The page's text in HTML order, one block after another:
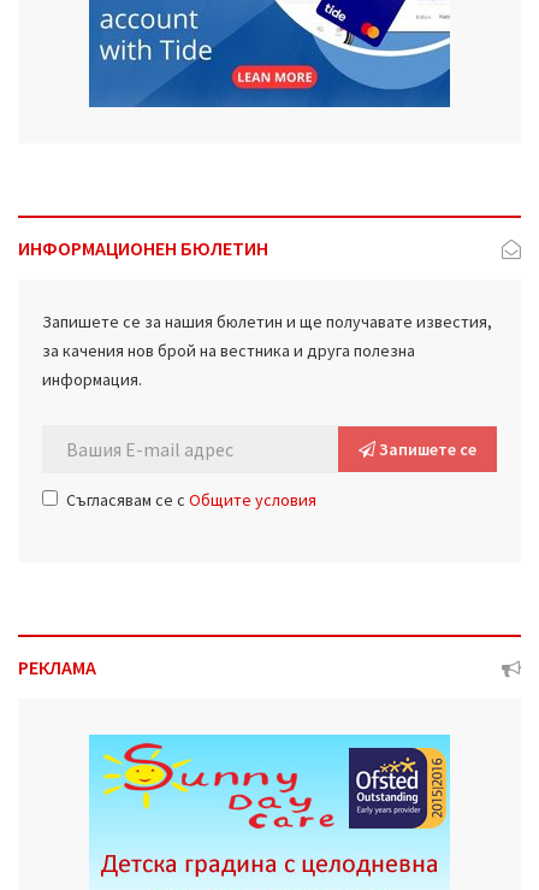
ИНФОРМАЦИОНЕН БЮЛЕТИН
Запишете се за нашия бюлетин и ще получавате известия,
за качения нов брой на вестника и друга полезна
информация.
Запишете се
Съгласявам се с Общите условия
РЕКЛАМА